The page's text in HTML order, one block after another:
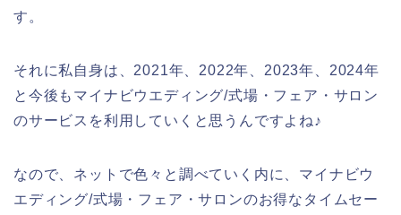
す。
それに私自身は、2021年、2022年、2023年、2024年
と今後もマイナビウエディング/式場・フェア・サロン
のサービスを利用していくと思うんですよね♪
なので、ネットで色々と調べていく内に、マイナビウ
エディング/式場・フェア・サロンのお得なタイムセー